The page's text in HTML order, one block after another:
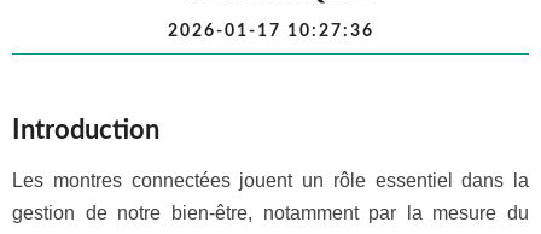
2026-01-17 10:27:36
Introduction
Les montres connectées jouent un rôle essentiel dans la
gestion de notre bien-être, notamment par la mesure du